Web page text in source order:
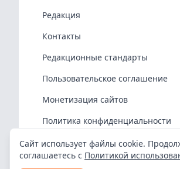
Редакция
Контакты
Редакционные стандарты
Пользовательское соглашение
Монетизация сайтов
Политика конфиденциальности
Политика cookies
Сайт использует файлы cookie.
соглашаетесь с Политикой